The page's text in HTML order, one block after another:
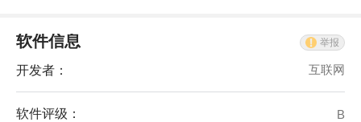
软件信息 举报
开发者： 互联网
软件评级： B